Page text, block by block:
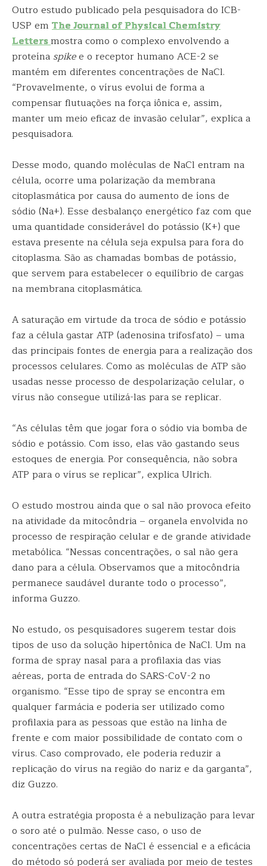
Outro estudo publicado pela pesquisadora do ICB-
USP em The Journal of Physical Chemistry
Lettersmostra como o complexo envolvendo a
proteína spikee o receptor humano ACE-2 se
mantém em diferentes concentrações de NaCl.
“Provavelmente, o vírus evolui de forma a
compensar flutuações na força iônica e, assim,
manter um meio eficaz de invasão celular”, explica a
pesquisadora.
Desse modo, quando moléculas de NaCl entram na
célula, ocorre uma polarização da membrana
citoplasmática por causa do aumento de íons de
sódio (Na+). Esse desbalanço energético faz com que
uma quantidade considerável do potássio (K+) que
estava presente na célula seja expulsa para fora do
citoplasma. São as chamadas bombas de potássio,
que servem para estabelecer o equilíbrio de cargas
na membrana citoplasmática.
A saturação em virtude da troca de sódio e potássio
faz a célula gastar ATP (adenosina trifosfato) – uma
das principais fontes de energia para a realização dos
processos celulares. Como as moléculas de ATP são
usadas nesse processo de despolarização celular, o
vírus não consegue utilizá-las para se replicar.
“As células têm que jogar fora o sódio via bomba de
sódio e potássio. Com isso, elas vão gastando seus
estoques de energia. Por consequência, não sobra
ATP para o vírus se replicar”, explica Ulrich.
O estudo mostrou ainda que o sal não provoca efeito
na atividade da mitocôndria – organela envolvida no
processo de respiração celular e de grande atividade
metabólica. “Nessas concentrações, o sal não gera
dano para a célula. Observamos que a mitocôndria
permanece saudável durante todo o processo”,
informa Guzzo.
No estudo, os pesquisadores sugerem testar dois
tipos de uso da solução hipertônica de NaCl. Um na
forma de spray nasal para a profilaxia das vias
aéreas, porta de entrada do SARS-CoV-2 no
organismo. “Esse tipo de spray se encontra em
qualquer farmácia e poderia ser utilizado como
profilaxia para as pessoas que estão na linha de
frente e com maior possibilidade de contato com o
vírus. Caso comprovado, ele poderia reduzir a
replicação do vírus na região do nariz e da garganta”,
diz Guzzo.
A outra estratégia proposta é a nebulização para levar
o soro até o pulmão. Nesse caso, o uso de
concentrações certas de NaCl é essencial e a eficácia
do método só poderá ser avaliada por meio de testes